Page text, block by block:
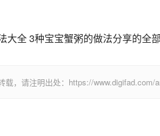
大全 3种宝宝蟹粥的做法分享的全
载，请注明出处：https://www.digifad.com/